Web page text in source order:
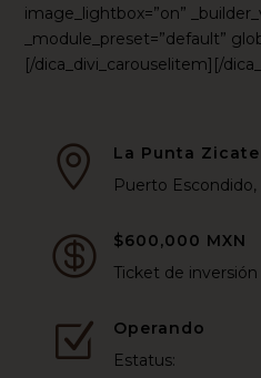
image_lightbox=”on”
_module_preset=”default”
[/dica_divi_carouselitem][/

La Punta
Puerto Escondido,

$600,000 MXN
Ticket de inversión
Z
Operando
Estatus: